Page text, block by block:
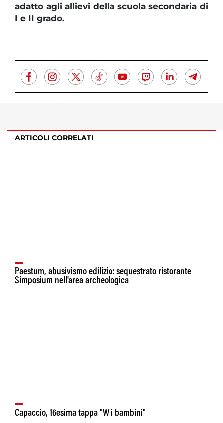
adatto agli allievi della scuola secondaria di
I e II grado.
ARTICOLI CORRELATI
Paestum, abusivismo edilizio: sequestrato ristorante
Simposium nell'area archeologica
Capaccio, 16esima tappa "W i bambini"